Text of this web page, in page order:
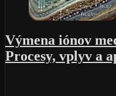
Výmena iónov
Procesy, vplyv a